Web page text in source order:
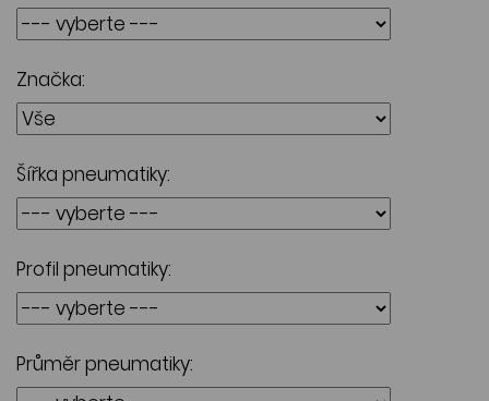
Značka:
Šířka pneumatiky:
Profil pneumatiky:
Průměr pneumatiky: